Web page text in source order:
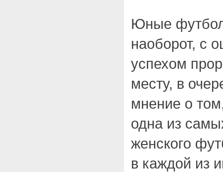
Юные
наоборот, с
успехом
месту, в
мнение о
одна из
женского
в каждой из